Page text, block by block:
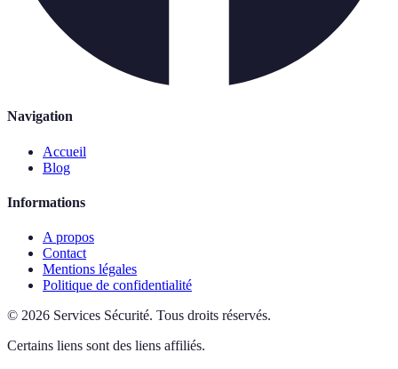
Navigation
Accueil
Blog
Informations
A propos
Contact
Mentions légales
Politique de confidentialité
© 2026 Services Sécurité. Tous droits réservés.
Certains liens sont des liens affiliés.